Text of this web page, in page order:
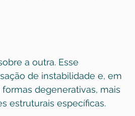
a outra. Esse
de instabilidade e, em
degenerativas, mais
estruturais específicas.